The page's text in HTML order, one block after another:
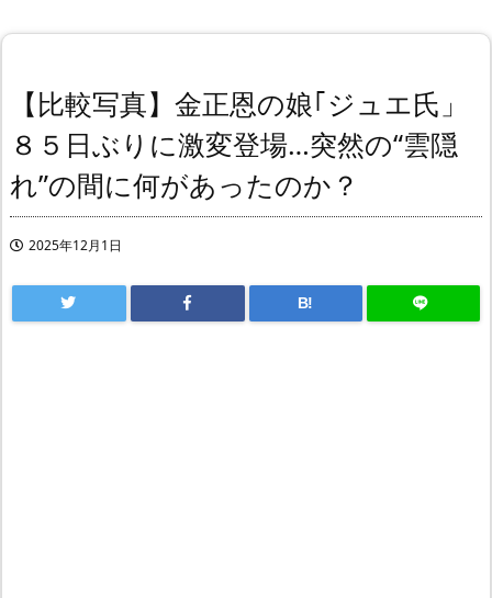
【比較写真】金正恩の娘｢ジュエ氏」
８５日ぶりに激変登場…突然の“雲隠
れ”の間に何があったのか？
2025年12月1日
B!